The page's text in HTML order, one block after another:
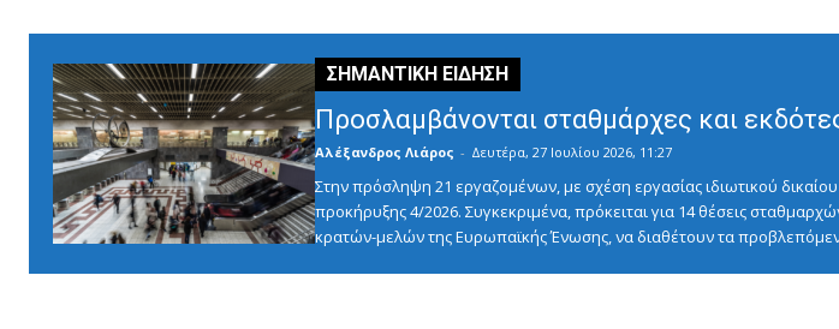
Προσλαμβάνονται σταθμάρχες και
Αλέξανδρος Λιάρος - Δευτέρα, 27 Ιουλίου 2026, 11:27
Στην πρόσληψη 21 εργαζομένων, με σχέση εργασίας ιδιωτικού
προκήρυξης 4/2026. Συγκεκριμένα, πρόκειται για 14 θέσεις
κρατών-μελών της Ευρωπαϊκής Ένωσης, να διαθέτουν τα